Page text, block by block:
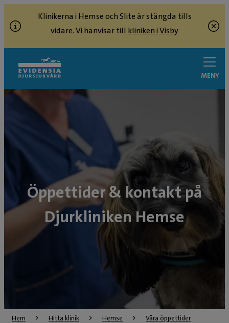
Klinikerna i Hemse och Slite är stängda tills
vidare. Vi hänvisar till kliniken i Visby
MENY
Öppettider & kontakt på
Djurkliniken Hemse
Hem Hitta klinik Hemse Våra öppettider